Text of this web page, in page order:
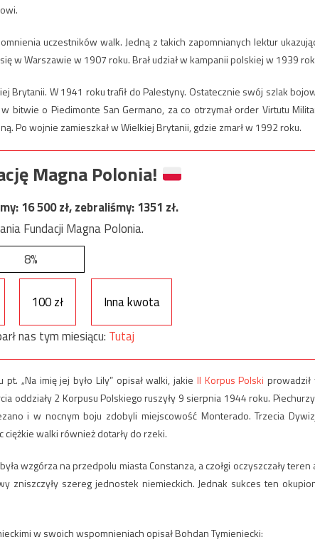
uczestników walk. Jedną z takich zapomnianych lektur
w Warszawie w 1907 roku. Brał udział w kampanii polskiej w 1939
Brytanii. W 1941 roku trafił do Palestyny. Ostatecznie swój szlak
bitwie o Piedimonte San Germano, za co otrzymał order Virtutu
Po wojnie zamieszkał w Wielkiej Brytanii, gdzie zmarł w 1992 roku.
Magna Polonia!
16 500zł, zebraliśmy:1351 zł.
Fundacji Magna Polonia.
8%
100 zł
Inna kwota
nas tym miesiącu: Tutaj
„Na imię jej było Lily” opisał walki, jakie II Korpus Polski prowadził
oddziały 2 Korpusu Polskiego ruszyły 9 sierpnia 1944 roku.
i w nocnym boju zdobyli miejscowość Monterado. Trzecia
walki również dotarły do rzeki.
wzgórza na przedpolu miasta Constanza, a czołgi oczyszczały teren
zniszczyły szereg jednostek niemieckich. Jednak sukces ten
w swoich wspomnieniach opisał Bohdan Tymieniecki: